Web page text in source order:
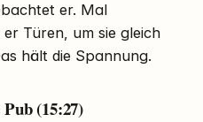
er. Mal
Türen, um sie gleich
hält die Spannung.
(15:27)